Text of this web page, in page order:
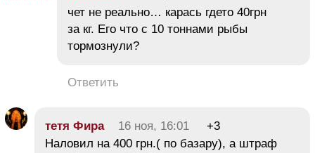
чет не реально… карась гдето 40грн
за кг. Его что с 10 тоннами рыбы
тормознули?
Ответить
тетя Фира 16 ноя, 16:01
+3
Наловил на 400 грн.( по базару), а штраф